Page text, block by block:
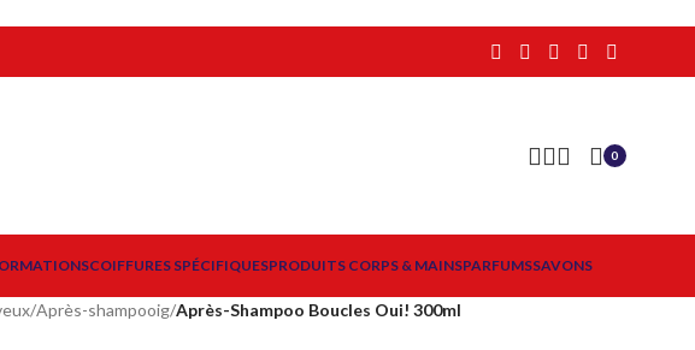
0
COIFFURES SPÉCIFIQUESPRODUITS CORPS & MAINSPARFUMSSAVONS
/Après-shampooig/Après-Shampoo Boucles Oui! 300ml